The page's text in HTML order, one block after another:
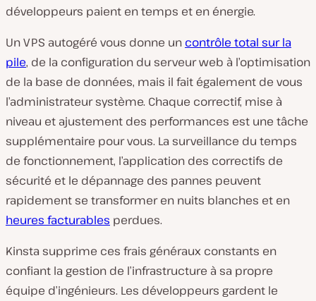
développeurs paient en temps et en énergie.
Un VPS autogéré vous donne un contrôle total sur la
pile, de la configuration du serveur web à l’optimisation
de la base de données, mais il fait également de vous
l’administrateur système. Chaque correctif, mise à
niveau et ajustement des performances est une tâche
supplémentaire pour vous. La surveillance du temps
de fonctionnement, l’application des correctifs de
sécurité et le dépannage des pannes peuvent
rapidement se transformer en nuits blanches et en
heures facturables perdues.
Kinsta supprime ces frais généraux constants en
confiant la gestion de l’infrastructure à sa propre
équipe d’ingénieurs. Les développeurs gardent le